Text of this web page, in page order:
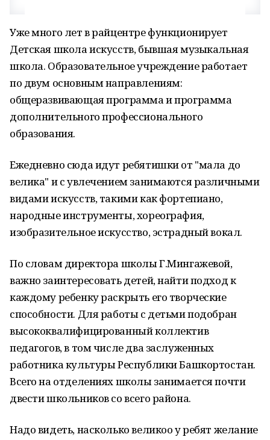
Уже много лет в райцентре функционирует
Детская школа искусств, бывшая музыкальная
школа. Образовательное учреждение работает
по двум основным направлениям:
общеразвивающая программа и программа
дополнительного профессионального
образования.
Ежедневно сюда идут ребятишки от "мала до
велика" и с увлечением занимаются различными
видами искусств, такими как фортепиано,
народные инструменты, хореография,
изобразительное искусство, эстрадный вокал.
По словам директора школы Г.Мингажевой,
важно заинтересовать детей, найти подход к
каждому ребенку раскрыть его творческие
способности. Для работы с детьми подобран
высококвалифицированный коллектив
педагогов, в том числе два заслуженных
работника культуры Республики Башкортостан.
Всего на отделениях школы занимается почти
двести школьников со всего района.
Надо видеть, насколько великоо у ребят желание